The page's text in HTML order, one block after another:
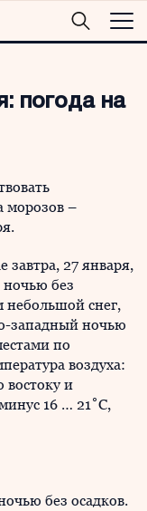
погода на
морозов –
27 января,
ночью без
небольшой снег,
западный ночью
по
воздуха:
и
16 … 21˚С,
без осадков.